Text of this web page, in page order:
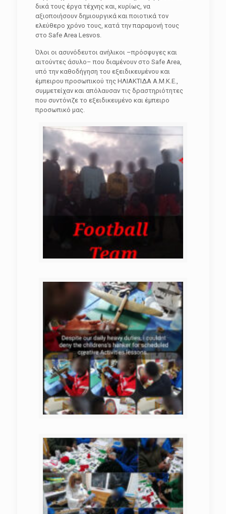
δικά τους έργα τέχνης και, κυρίως, να
αξιοποιήσουν δημιουργικά και ποιοτικά τον
ελεύθερο χρόνο τους, κατά την παραμονή τους
στο Safe Area Lesvos.
Όλοι οι ασυνόδευτοι ανήλικοι –πρόσφυγες και
αιτούντες άσυλο– που διαμένουν στο Safe Area,
υπό την καθοδήγηση του εξειδικευμένου και
έμπειρου προσωπικού της ΗΛΙΑΚΤΙΔΑ Α.Μ.Κ.Ε.,
συμμετείχαν και απόλαυσαν τις δραστηριότητες
που συντόνιζε το εξειδικευμένο και έμπειρο
προσωπικό μας.